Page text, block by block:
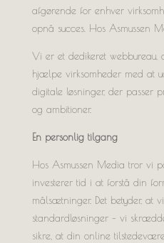
afgørende for enhver
opnå succes. Hos Asmussen
Vi er et dedikeret webbureau,
hjælpe virksomheder med at
digitale løsninger, der passer
og ambitioner.
En personlig tilgang
Hos Asmussen Media tror vi
investerer tid i at forstå din
målsætninger. Det betyder, at
standardløsninger – vi
sikre, at din online